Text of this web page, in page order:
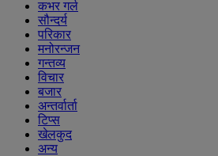
कभर गर्ल
सौन्दर्य
परिकार
मनोरन्जन
गन्तव्य
विचार
बजार
अन्तर्वार्ता
टिप्स
खेलकुद
अन्य